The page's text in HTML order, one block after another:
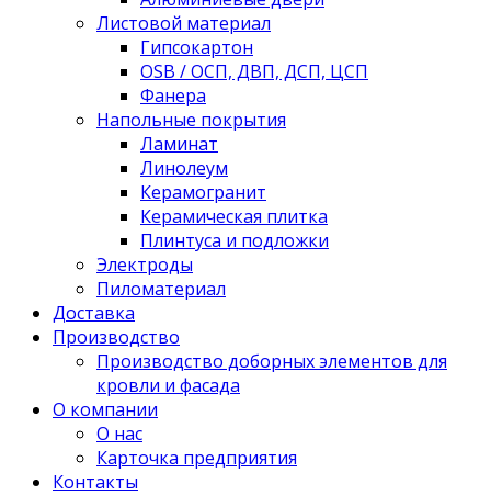
Листовой материал
Гипсокартон
OSB / ОСП, ДВП, ДСП, ЦСП
Фанера
Напольные покрытия
Ламинат
Линолеум
Керамогранит
Керамическая плитка
Плинтуса и подложки
Электроды
Пиломатериал
Доставка
Производство
Производство доборных элементов для
кровли и фасада
О компании
О нас
Карточка предприятия
Контакты